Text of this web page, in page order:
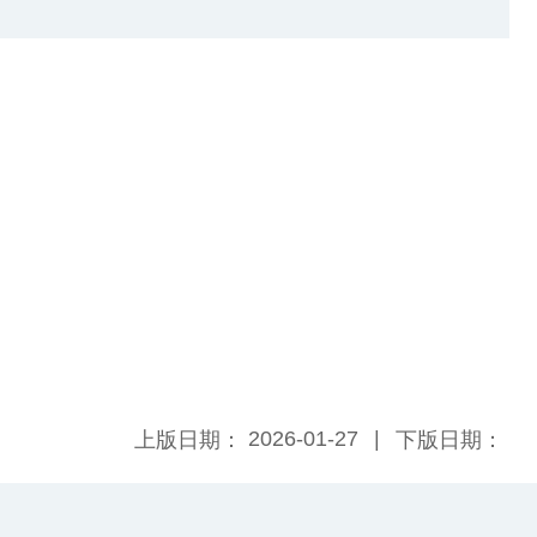
上版日期： 2026-01-27 下版日期：